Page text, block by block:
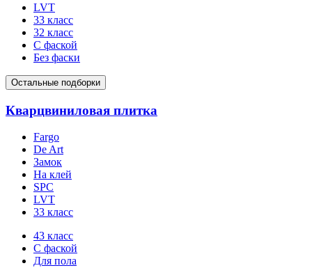
LVT
33 класс
32 класс
С фаской
Без фаски
Остальные подборки
Кварцвиниловая плитка
Fargo
De Art
Замок
На клей
SPC
LVT
33 класс
43 класс
С фаской
Для пола